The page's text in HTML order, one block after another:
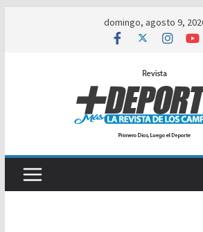
domingo, agosto 9,